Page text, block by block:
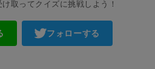
取ってクイズに挑戦しよう！
フォローする